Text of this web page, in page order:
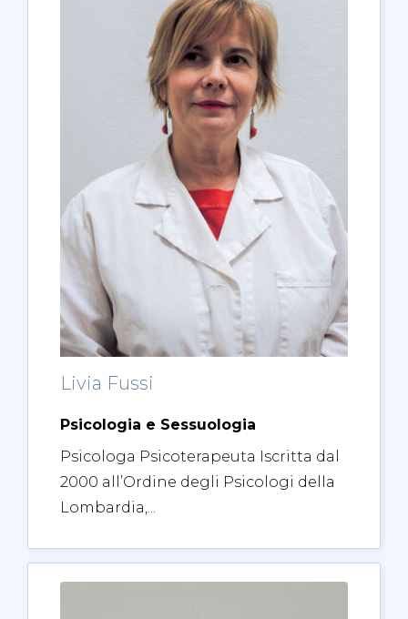
Livia Fussi
Psicologia e Sessuologia
Psicologa Psicoterapeuta Iscritta dal
2000 all’Ordine degli Psicologi della
Lombardia,...